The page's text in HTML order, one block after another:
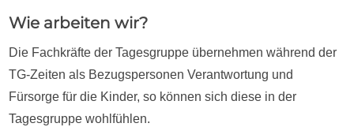
Wie arbeiten wir?
Die Fachkräfte der Tagesgruppe übernehmen während der
TG-Zeiten als Bezugspersonen Verantwortung und
Fürsorge für die Kinder, so können sich diese in der
Tagesgruppe wohlfühlen.